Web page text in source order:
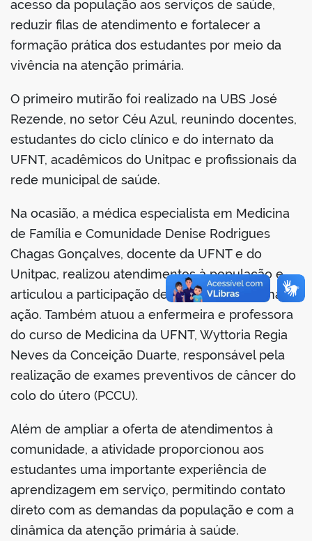
acesso da população aos serviços de saúde,
reduzir filas de atendimento e fortalecer a
formação prática dos estudantes por meio da
vivência na atenção primária.
O primeiro mutirão foi realizado na UBS José
Rezende, no setor Céu Azul, reunindo docentes,
estudantes do ciclo clínico e do internato da
UFNT, acadêmicos do Unitpac e profissionais da
rede municipal de saúde.
Na ocasião, a médica especialista em Medicina
de Família e Comunidade Denise Rodrigues
Chagas Gonçalves, docente da UFNT e do
Unitpac, realizou atendimentos à população e
articulou a participação de outros médicos na
ação. Também atuou a enfermeira e professora
do curso de Medicina da UFNT, Wyttoria Regia
Neves da Conceição Duarte, responsável pela
realização de exames preventivos de câncer do
colo do útero (PCCU).
Além de ampliar a oferta de atendimentos à
comunidade, a atividade proporcionou aos
estudantes uma importante experiência de
aprendizagem em serviço, permitindo contato
direto com as demandas da população e com a
dinâmica da atenção primária à saúde.